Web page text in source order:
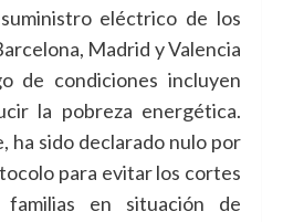
eléctrico de los
Madrid y Valencia
de condiciones incluyen
la pobreza energética.
ha sido declarado nulo por
para evitar los cortes
en situación de